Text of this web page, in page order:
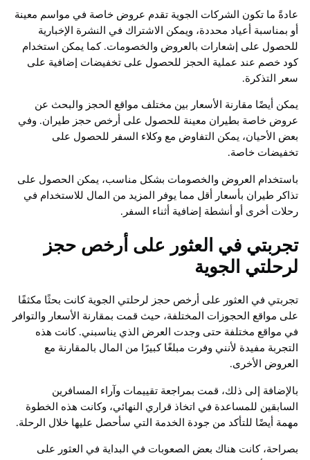
عادةً ما تكون الشركات الجوية تقدم عروض خاصة في مواسم معينة
أو بمناسبة أعياد محددة، ويمكن الاشتراك في النشرة الإخبارية
للحصول على إشعارات بالعروض والخصومات. كما يمكن استخدام
كود خصم عند عملية الحجز للحصول على تخفيضات إضافية على
سعر التذكرة.
يمكن أيضًا مقارنة الأسعار بين مختلف مواقع الحجز والبحث عن
عروض خاصة بطيران معينة للحصول على أرخص حجز طيران. وفي
بعض الأحيان، يمكن التفاوض مع وكلاء السفر للحصول على
تخفيضات خاصة.
باستخدام العروض والخصومات بشكل مناسب، يمكن الحصول على
تذاكر طيران بأسعار أقل مما يوفر المزيد من المال للاستخدام في
رحلات أخرى أو أنشطة إضافية أثناء السفر.
تجربتي في العثور على أرخص حجز
لرحلتي الجوية
تجربتي في العثور على أرخص حجز لرحلتي الجوية كانت بحثًا مكثفًا
على مواقع الحجوزات المختلفة، حيث قمت بمقارنة الأسعار والتوافر
في مواقع مختلفة حتى وجدت العرض الذي يناسبني. كانت هذه
التجربة مفيدة لأنني وفرت مبلغًا كبيرًا من المال بالمقارنة مع
العروض الأخرى.
بالإضافة إلى ذلك، قمت بمراجعة تقييمات وآراء المسافرين
السابقين للمساعدة في اتخاذ قراري النهائي، وكانت هذه الخطوة
مهمة أيضًا للتأكد من جودة الخدمة التي سأحصل عليها خلال الرحلة.
بصراحة، كانت هناك بعض الصعوبات في البداية في العثور على